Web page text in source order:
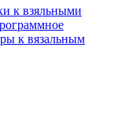
к взяльными
к вязальным